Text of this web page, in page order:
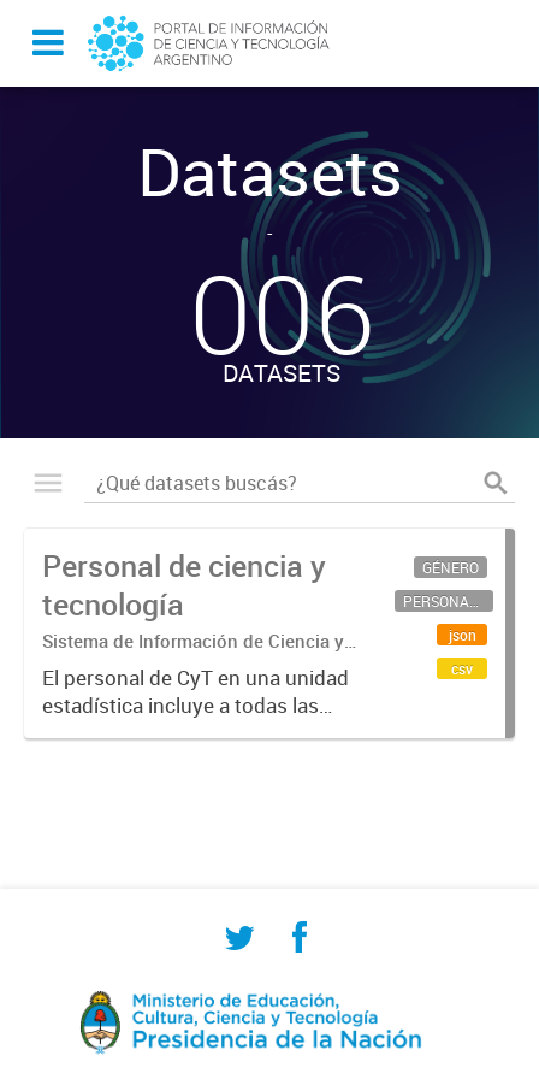
Datasets
-
006
DATASETS
Personal de ciencia y
tecnología
Sistema de Información de Ciencia y
Tecnología Argentino (SICYTAR)
El personal de CyT en una unidad
estadística incluye a todas las
personas involucradas
GÉNERO
PERSONAL CIENTÍFICO-TECNOLÓGICO
json
csv